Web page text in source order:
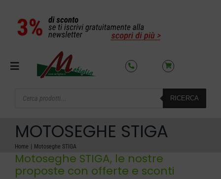
contenuto
Toggle
OFFERTE DEL MESE
AZIENDA
search
RICERCA
MOTOSEGHE STIGA
Home Motoseghe STIGA
Motoseghe STIGA, le nostre
proposte con offerte e sconti